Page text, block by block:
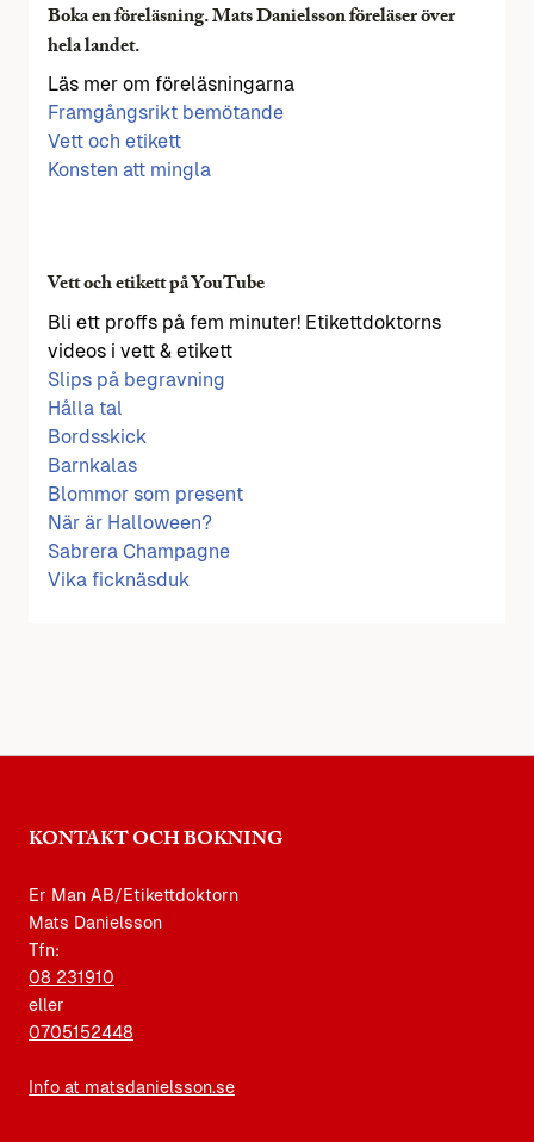
Boka en föreläsning. Mats Danielsson föreläser över
hela landet.
Läs mer om föreläsningarna
Framgångsrikt bemötande
Vett och etikett
Konsten att mingla
Vett och etikett på YouTube
Bli ett proffs på fem minuter! Etikettdoktorns
videos i vett & etikett
Slips på begravning
Hålla tal
Bordsskick
Barnkalas
Blommor som present
När är Halloween?
Sabrera Champagne
Vika ficknäsduk
KONTAKT OCH BOKNING
Er Man AB/Etikettdoktorn
Mats Danielsson
Tfn:
08 231910
eller
0705152448
Info at matsdanielsson.se